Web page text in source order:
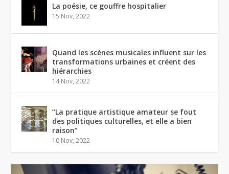
La poésie, ce gouffre hospitalier
15 Nov, 2022
Quand les scènes musicales influent sur les
transformations urbaines et créent des
hiérarchies
14 Nov, 2022
“La pratique artistique amateur se fout
des politiques culturelles, et elle a bien
raison”
10 Nov, 2022